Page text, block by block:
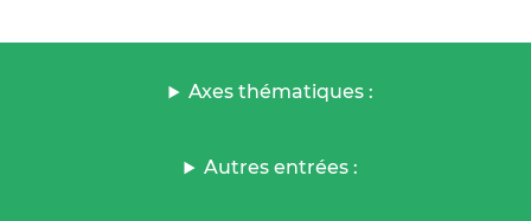
Axes thématiques :
Autres entrées :